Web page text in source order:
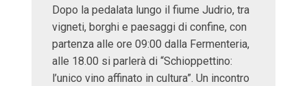
Dopo la pedalata lungo il fiume Judrio, tra
vigneti, borghi e paesaggi di confine, con
partenza alle ore 09:00 dalla Fermenteria,
alle 18.00 si parlerà di “Schioppettino:
l’unico vino affinato in cultura”. Un incontro